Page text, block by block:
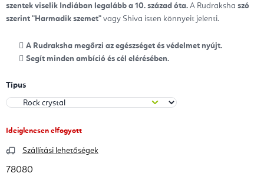
szentek viselik Indiában legalább a 10. század óta. A Rudraksha szó
szerint "Harmadik szemet" vagy Shiva isten könnyeit jelenti.
A Rudraksha megőrzi az egészséget és védelmet nyújt.
Segít minden ambíció és cél elérésében.
Típus
Ideiglenesen elfogyott
Szállítási lehetőségek
78080